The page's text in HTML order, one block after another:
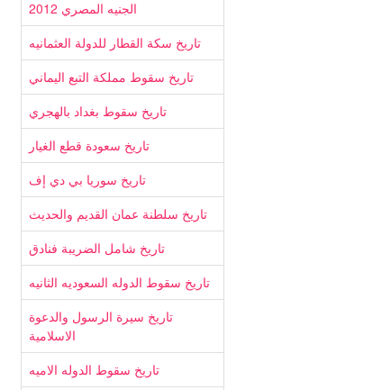
الجنيه المصري 2012
تاريخ سكة القطار للدولة العثمانيه
تاريخ سقوط مملكة التبع اليماني
تاريخ سقوط بغداد بالهجري
تاريخ سعودة قطع الغيار
تاريخ سوريا بي دي إف
تاريخ سلطنة عمان القديم والحديث
تاريخ شامل الضريبة فنادق
تاريخ سقوط الدوله السعوديه الثانيه
تاريخ سيرة الرسول والدعوة
الاسلامية
تاريخ سقوط الدوله الاميه